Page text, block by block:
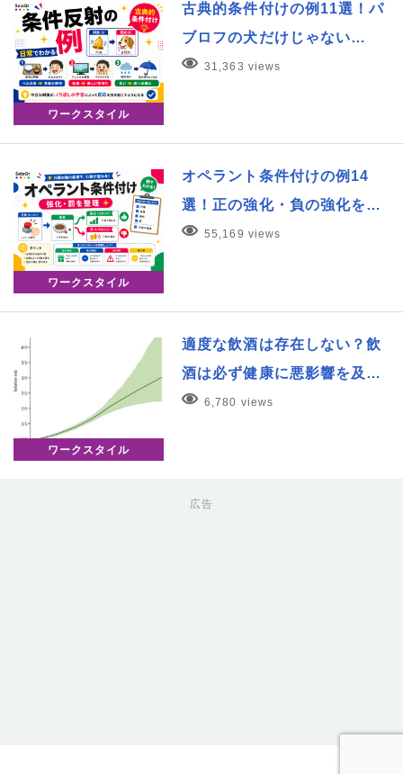
ワークスタイル
古典的条件付けの例11選！パ
ブロフの犬だけじゃない…
31,363 views
ワークスタイル
オペラント条件付けの例14
選！正の強化・負の強化を…
55,169 views
ワークスタイル
適度な飲酒は存在しない？飲
酒は必ず健康に悪影響を及…
6,780 views
広告